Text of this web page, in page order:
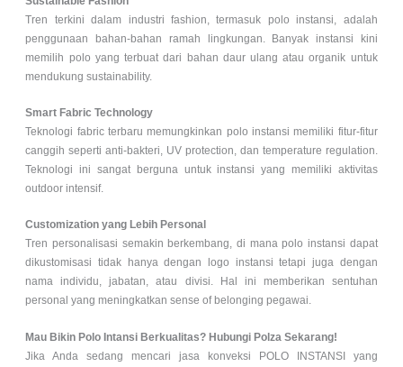
Tren terkini dalam industri fashion, termasuk polo instansi, adalah
penggunaan bahan-bahan ramah lingkungan. Banyak instansi kini
memilih polo yang terbuat dari bahan daur ulang atau organik untuk
mendukung sustainability.
Smart Fabric Technology
Teknologi fabric terbaru memungkinkan polo instansi memiliki fitur-fitur
canggih seperti anti-bakteri, UV protection, dan temperature regulation.
Teknologi ini sangat berguna untuk instansi yang memiliki aktivitas
outdoor intensif.
Customization yang Lebih Personal
Tren personalisasi semakin berkembang, di mana polo instansi dapat
dikustomisasi tidak hanya dengan logo instansi tetapi juga dengan
nama individu, jabatan, atau divisi. Hal ini memberikan sentuhan
personal yang meningkatkan sense of belonging pegawai.
Mau Bikin Polo Intansi Berkualitas? Hubungi Polza Sekarang!
Jika Anda sedang mencari jasa konveksi POLO INSTANSI yang